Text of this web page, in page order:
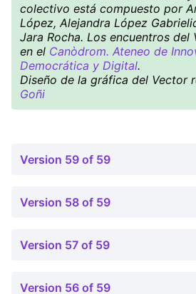
colectivo está compuesto por
López, Alejandra López
Jara Rocha. Los encuentros del
en el Canòdrom. Ateneo de
Democrática y Digital.
Diseño de la gráfica del Vector
Goñi
Version 59 of 59
Version 58 of 59
Version 57 of 59
Version 56 of 59